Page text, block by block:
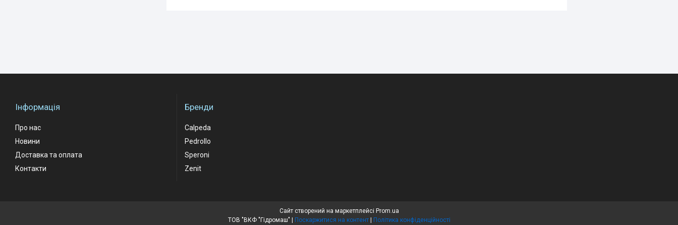
Інформація
Про нас
Новини
Доставка та оплата
Контакти
Бренди
Calpeda
Pedrollo
Speroni
Zenit
Сайт створений на маркетплейсі Prom.ua
Поскаржитися на контент Політика конфіденційності